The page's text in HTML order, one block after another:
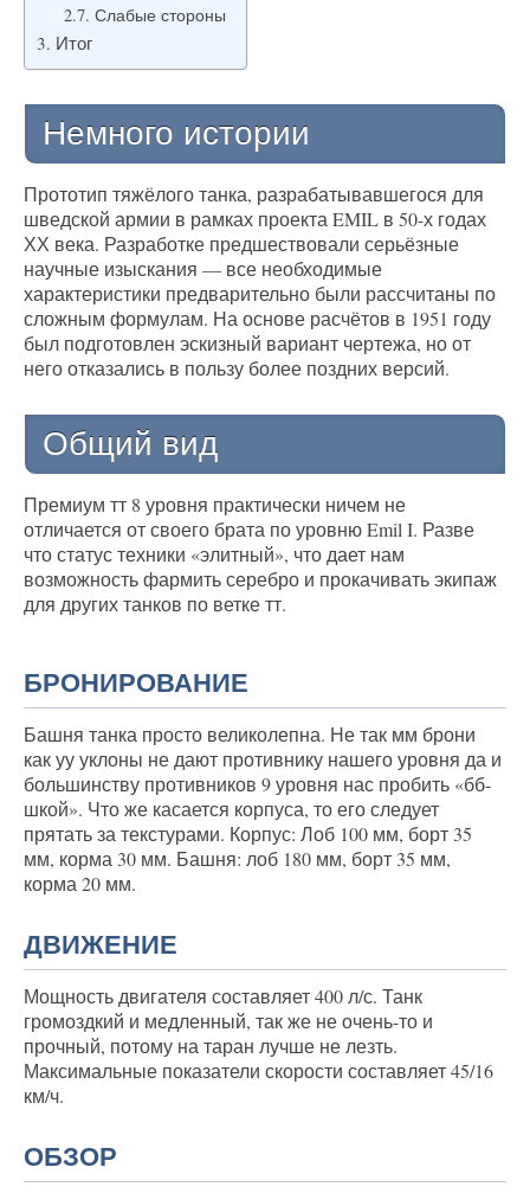
Слабые стороны
Итог
Немного истории
Прототип тяжёлого танка, разрабатывавшегося для
шведской армии в рамках проекта EMIL в 50-х годах
ХХ века. Разработке предшествовали серьёзные
научные изыскания — все необходимые
характеристики предварительно были рассчитаны по
сложным формулам. На основе расчётов в 1951 году
был подготовлен эскизный вариант чертежа, но от
него отказались в пользу более поздних версий.
Общий вид
Премиум тт 8 уровня практически ничем не
отличается от своего брата по уровню Emil I. Разве
что статус техники «элитный», что дает нам
возможность фармить серебро и прокачивать экипаж
для других танков по ветке тт.
БРОНИРОВАНИЕ
Башня танка просто великолепна. Не так мм брони
как уу уклоны не дают противнику нашего уровня да и
большинству противников 9 уровня нас пробить «бб-
шкой». Что же касается корпуса, то его следует
прятать за текстурами. Корпус: Лоб 100 мм, борт 35
мм, корма 30 мм. Башня: лоб 180 мм, борт 35 мм,
корма 20 мм.
ДВИЖЕНИЕ
Мощность двигателя составляет 400 л/с. Танк
громоздкий и медленный, так же не очень-то и
прочный, потому на таран лучше не лезть.
Максимальные показатели скорости составляет 45/16
км/ч.
ОБЗОР